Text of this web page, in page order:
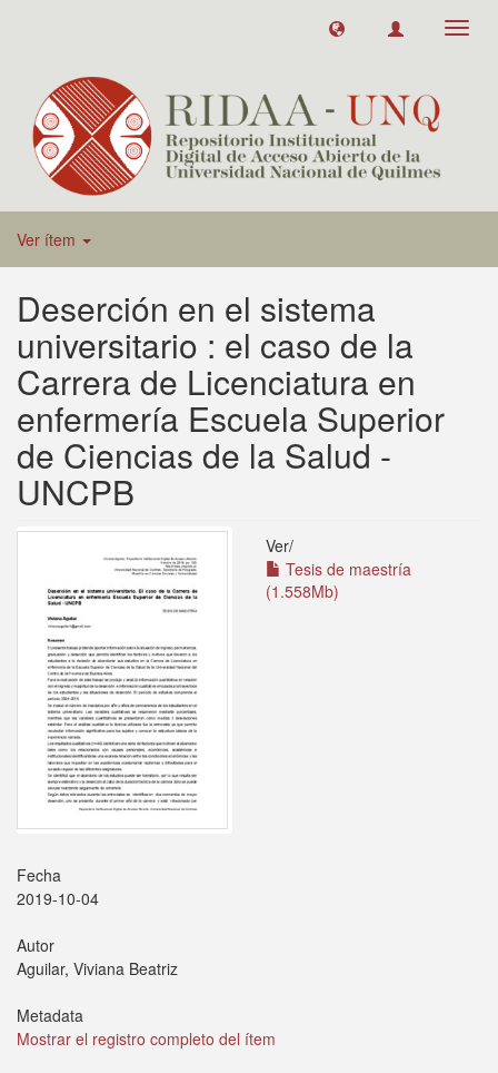
Ver ítem
Deserción en el sistema
universitario : el caso de la
Carrera de Licenciatura en
enfermería Escuela Superior
de Ciencias de la Salud -
UNCPB
Ver/
Tesis de maestría
(1.558Mb)
Fecha
2019-10-04
Autor
Aguilar, Viviana Beatriz
Metadata
Mostrar el registro completo del ítem